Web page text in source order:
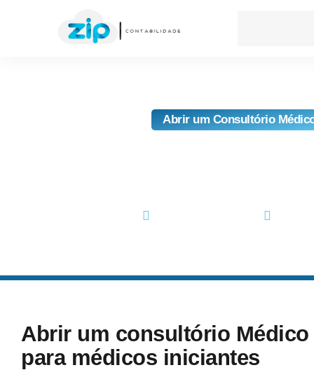
Abrir um Consultório
Abrir um consultório
para médicos iniciantes